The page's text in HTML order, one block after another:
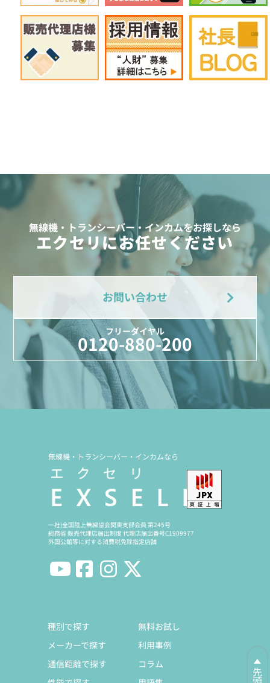
無線機・トランシーバー・インカムをお探しなら
エクセリにお任せください
お問い合わせ
フリーダイヤル
0120-880-200
無線機・トランシーバー・インカムなら
一社)全国陸上無線協会関東支部会員 第245号
総務省 販売代理店届出制度 代理店届出番号C1909977
外国公館等に対する消費税免除指定店舗
種別で探す
メーカーで探す
通信距離で探す
無料お試し
利用事例
コラム